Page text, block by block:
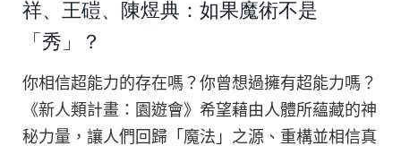
祥、王磑、陳煜典：如果魔術不是
「秀」？
你相信超能力的存在嗎？你曾想過擁有超能力嗎？
《新人類計畫：園遊會》希望藉由人體所蘊藏的神
秘力量，讓人們回歸「魔法」之源、重構並相信真